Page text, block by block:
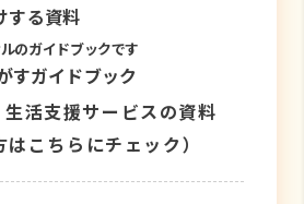
する資料
のガイドブックです
すガイドブック
活支援サービスの資料
はこちらにチェック）